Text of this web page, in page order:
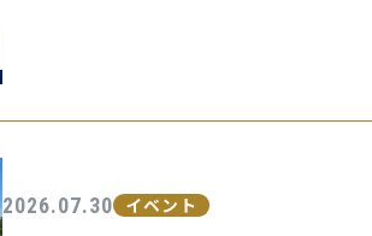
2026.07.30 イベント